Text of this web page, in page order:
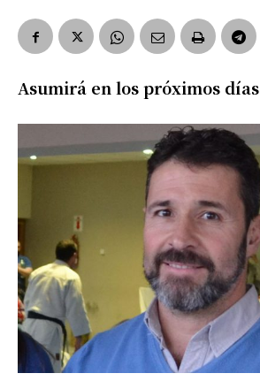
Asumirá en los próximos días